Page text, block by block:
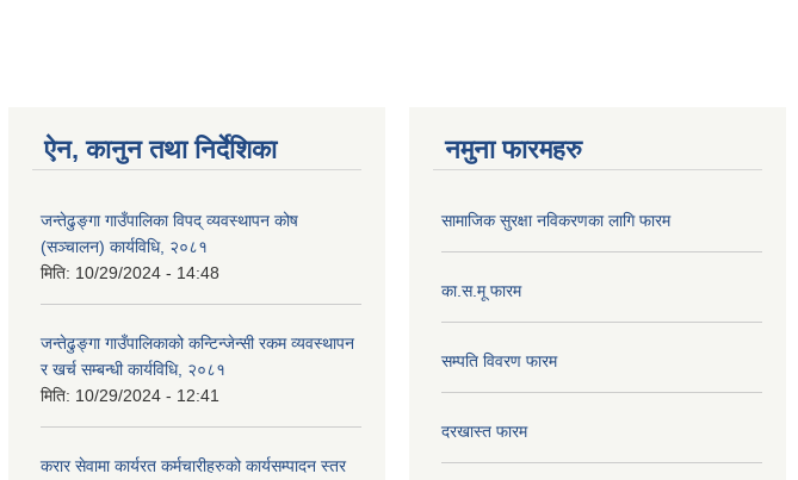
ऐन, कानुन तथा निर्देशिका
जन्तेढुङ्गा गाउँपालिका विपद् व्यवस्थापन कोष
(सञ्चालन) कार्यविधि, २०८१
मिति: 10/29/2024 - 14:48
जन्तेढुङ्गा गाउँपालिकाको कन्टिन्जेन्सी रकम व्यवस्थापन
र खर्च सम्बन्धी कार्यविधि, २०८१
मिति: 10/29/2024 - 12:41
करार सेवामा कार्यरत कर्मचारीहरुको कार्यसम्पादन स्तर
नमुना फारमहरु
सामाजिक सुरक्षा नविकरणका लागि फारम
का.स.मू फारम
सम्पति विवरण फारम
दरखास्त फारम